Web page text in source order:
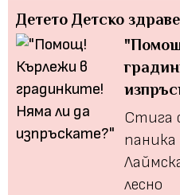
Детето Детско здраве
Стига
лесно